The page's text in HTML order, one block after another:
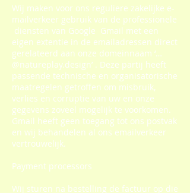
Wij maken voor ons reguliere zakelijke e-
mailverkeer gebruik van de professionele
diensten van Google Gmail met een
eigen extentie in de emailadressen direct
gerelateerd aan onze domeinnaam ‘…
@natureplay.design’ . Deze partij heeft
passende technische en organisatorische
maatregelen getroffen om misbruik,
verlies en corruptie van uw en onze
gegevens zoveel mogelijk te voorkomen.
Gmail heeft geen toegang tot ons postvak
en wij behandelen al ons emailverkeer
vertrouwelijk.
Payment processors
Wij sturen na bestelling de factuur op die